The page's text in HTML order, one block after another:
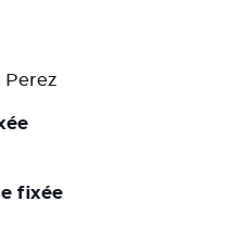
Perez
fixée